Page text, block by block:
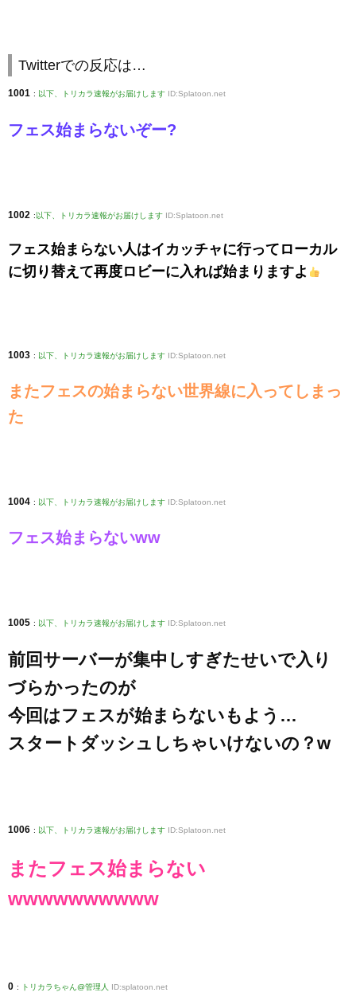
Twitterでの反応は…
1001 : 以下、トリカラ速報がお届けします ID:Splatoon.net
フェス始まらないぞー?
1002 : 以下、トリカラ速報がお届けします ID:Splatoon.net
フェス始まらない人はイカッチャに行ってローカル
に切り替えて再度ロビーに入れば始まりますよ
1003 : 以下、トリカラ速報がお届けします ID:Splatoon.net
またフェスの始まらない世界線に入ってしまっ
た
1004 : 以下、トリカラ速報がお届けします ID:Splatoon.net
フェス始まらないww
1005 : 以下、トリカラ速報がお届けします ID:Splatoon.net
前回サーバーが集中しすぎたせいで入り
づらかったのが
今回はフェスが始まらないもよう…
スタートダッシュしちゃいけないの？w
1006 : 以下、トリカラ速報がお届けします ID:Splatoon.net
またフェス始まらない
wwwwwwwwww
0 : トリカラちゃん@管理人 ID:splatoon.net